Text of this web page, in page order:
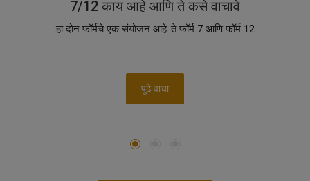
7/12 काय आहे आणि ते कसे वाचावे
हा दोन फॉर्मचे एक संयोजन आहे..ते फॉर्म 7 आणि फॉर्म 12
पुढे वाचा